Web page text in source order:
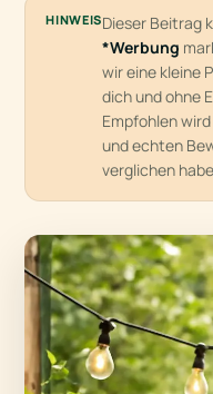
HINWEISDieser Beitrag
*Werbung
wir eine kleine
dich und ohne
Empfohlen
und echten
verglichen